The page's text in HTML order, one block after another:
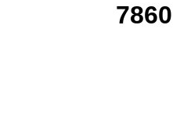
7860